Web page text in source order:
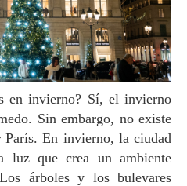
Sin embargo, no existe
En invierno, la ciudad
luz que crea un ambiente
árboles y los bulevares